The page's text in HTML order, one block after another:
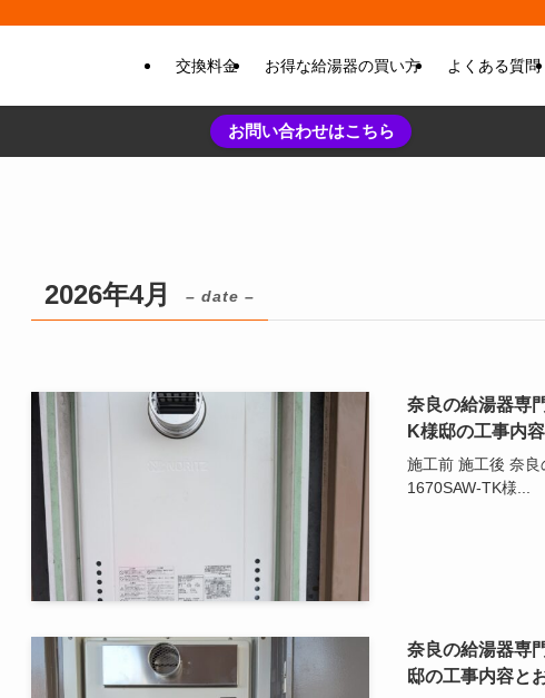
交換料金 お得な給湯器の買い方 よくある質問
お問い合わせはこちら
2026年4月 – date –
奈良の給湯器専
K様邸の工事内
施工前 施工後 奈
1670SAW-TK様...
奈良の給湯器専
邸の工事内容と